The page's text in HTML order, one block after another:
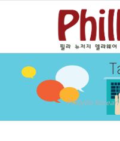
PhillyKo